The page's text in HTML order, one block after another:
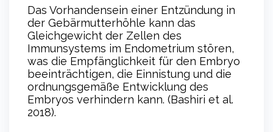
Das Vorhandensein einer Entzündung in
der Gebärmutterhöhle kann das
Gleichgewicht der Zellen des
Immunsystems im Endometrium stören,
was die Empfänglichkeit für den Embryo
beeinträchtigen, die Einnistung und die
ordnungsgemäße Entwicklung des
Embryos verhindern kann. (Bashiri et al.
2018).